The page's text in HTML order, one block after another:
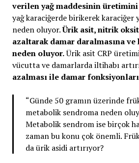
verilen yağ maddesinin üretimini
yağ karaciğerde birikerek karaciğer
neden oluyor.Ürik asit, nitrik
azaltarak damar daralmasına
neden oluyor.Ürik asit CRP
vücutta ve damarlarda iltihabı
azalması ile damar
“Günde 50 gramın üzerinde
metabolik sendroma neden
Metabolik sendrom ise birçok
zaman bu konu çok önemli.
da ürik asidi artırıyor?